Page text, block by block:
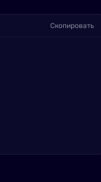
Скопировать